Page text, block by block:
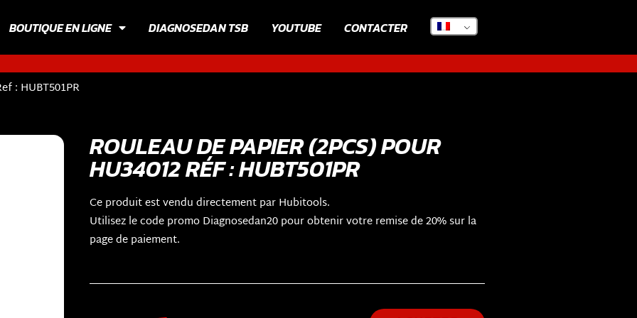
BOUTIQUE EN LIGNE DIAGNOSEDAN TSB YOUTUBE CONTACTER
: HUBT501PR
ROULEAU DE PAPIER (2PCS) POUR
HU34012 RÉF : HUBT501PR
Ce produit est vendu directement par Hubitools.
Utilisez le code promo Diagnosedan20 pour obtenir votre remise de 20% sur la
page de paiement.